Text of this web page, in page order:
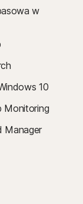
w
10
Monitoring
Manager